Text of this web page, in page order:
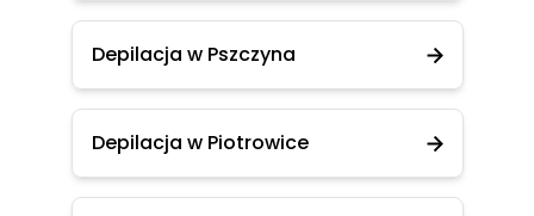
Depilacja w Pszczyna
Depilacja w Piotrowice